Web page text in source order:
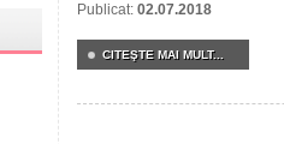
Publicat: 02.07.2018
CITEŞTE MAI MULT...